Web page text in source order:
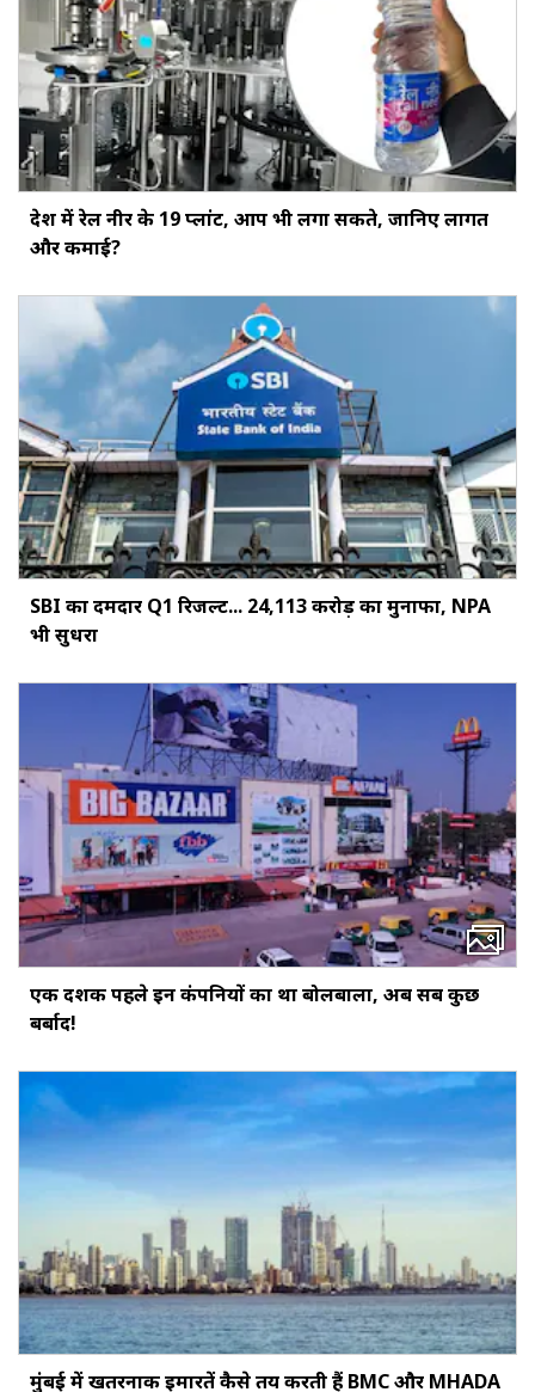
देश में रेल नीर के 19 प्लांट, आप भी लगा सकते, जानिए लागत
और कमाई?
SBI का दमदार Q1 रिजल्ट... ₹24,113 करोड़ का मुनाफा, NPA
भी सुधरा
एक दशक पहले इन कंपनियों का था बोलबाला, अब सब कुछ
बर्बाद!
मुंबई में खतरनाक इमारतें कैसे तय करती हैं BMC और MHADA